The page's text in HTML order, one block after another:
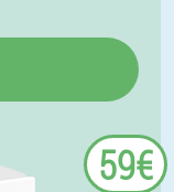
59€